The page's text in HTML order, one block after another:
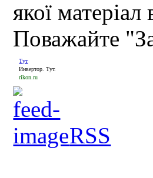
якої
Поважайте
Тут
Инвертор. Тут.
rikon.ru
RSS